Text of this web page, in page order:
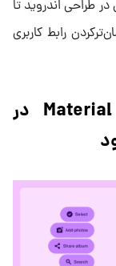
طراحی اندروید تا
رابط کاربری
زبان طراحی Material 3 Expressive در